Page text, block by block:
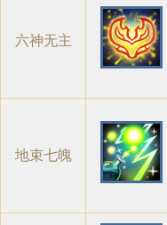
六神无主
地束七魄